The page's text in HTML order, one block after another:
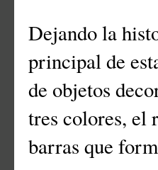
Dejando la
principal de
de objetos
tres colores, el
barras que